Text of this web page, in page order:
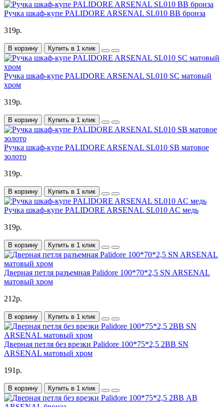
Ручка шкаф-купе PALIDORE ARSENAL SL010 BB бронза
319р.
В корзину Купить в 1 клик
Ручка шкаф-купе PALIDORE ARSENAL SL010 SC матовый
хром
319р.
В корзину Купить в 1 клик
Ручка шкаф-купе PALIDORE ARSENAL SL010 SB матовое
золото
319р.
В корзину Купить в 1 клик
Ручка шкаф-купе PALIDORE ARSENAL SL010 AC медь
319р.
В корзину Купить в 1 клик
Дверная петля разъемная Palidore 100*70*2,5 SN ARSENAL
матовый хром
212р.
В корзину Купить в 1 клик
Дверная петля без врезки Palidore 100*75*2,5 2ВВ SN
ARSENAL матовый хром
191р.
В корзину Купить в 1 клик